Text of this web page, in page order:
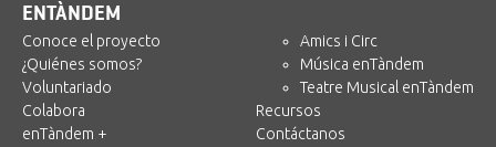
ENTÀNDEM
Conoce el proyecto
¿Quiénes somos?
Voluntariado
Colabora
enTàndem +
Amics i Circ
Música enTàndem
Teatre Musical enTàndem
Recursos
Contáctanos